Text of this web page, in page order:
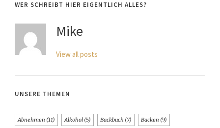
WER SCHREIBT HIER EIGENTLICH ALLES?
Mike
View all posts
UNSERE THEMEN
Abnehmen (11) Alkohol (5) Backbuch (7) Backen (9)